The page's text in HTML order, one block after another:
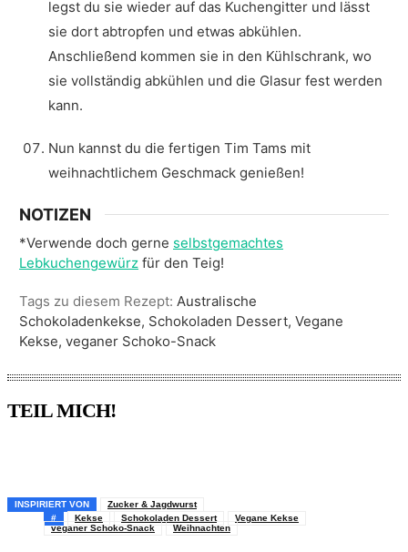
legst du sie wieder auf das Kuchengitter und lässt
sie dort abtropfen und etwas abkühlen.
Anschließend kommen sie in den Kühlschrank, wo
sie vollständig abkühlen und die Glasur fest werden
kann.
Nun kannst du die fertigen Tim Tams mit
weihnachtlichem Geschmack genießen!
NOTIZEN
*Verwende doch gerne selbstgemachtes
Lebkuchengewürz für den Teig!
Tags zu diesem Rezept: Australische
Schokoladenkekse, Schokoladen Dessert, Vegane
Kekse, veganer Schoko-Snack
TEIL MICH!
INSPIRIERT VON
Zucker & Jagdwurst
#
Kekse Schokoladen Dessert
Vegane Kekse
veganer Schoko-Snack
Weihnachten